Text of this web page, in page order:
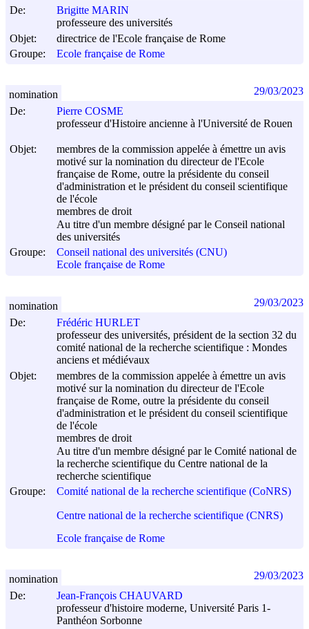
De:
Brigitte MARIN
professeure des universités
Objet:
directrice de l'Ecole française de Rome
Groupe:
Ecole française de Rome
De:
Pierre COSME
professeur d'Histoire ancienne à l'Université de Rouen
Objet:
membres de la commission appelée à émettre un avis
motivé sur la nomination du directeur de l'Ecole
française de Rome, outre la présidente du conseil
d'administration et le président du conseil scientifique
de l'école
membres de droit
Au titre d'un membre désigné par le Conseil national
des universités
Groupe:
Conseil national des universités (CNU)
Ecole française de Rome
nomination 29/03/2023
De:
Frédéric HURLET
professeur des universités, président de la section 32 du
comité national de la recherche scientifique : Mondes
anciens et médiévaux
Objet:
membres de la commission appelée à émettre un avis
motivé sur la nomination du directeur de l'Ecole
française de Rome, outre la présidente du conseil
d'administration et le président du conseil scientifique
de l'école
membres de droit
Au titre d'un membre désigné par le Comité national de
la recherche scientifique du Centre national de la
recherche scientifique
Groupe:
Comité national de la recherche scientifique (CoNRS)
Centre national de la recherche scientifique (CNRS)
Ecole française de Rome
nomination 29/03/2023
De:
Jean-François CHAUVARD
professeur d'histoire moderne, Université Paris 1-
Panthéon Sorbonne
nomination 29/03/2023